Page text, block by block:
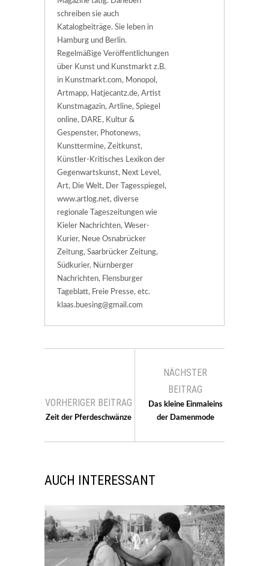
schreiben sie auch
Katalogbeiträge. Sie leben in
Hamburg und Berlin.
Regelmäßige Veröffentlichungen
über Kunst und Kunstmarkt z.B.
in Kunstmarkt.com, Monopol,
Artmapp, Hatjecantz.de, Artist
Kunstmagazin, Artline, Spiegel
online, DARE, Kultur &
Gespenster, Photonews,
Kunsttermine, Zeitkunst,
Künstler-Kritisches Lexikon der
Gegenwartskunst, Next Level,
Art, Die Welt, Der Tagesspiegel,
www.artlog.net, diverse
regionale Tageszeitungen wie
Kieler Nachrichten, Weser-
Kurier, Neue Osnabrücker
Zeitung, Saarbrücker Zeitung,
Südkurier, Nürnberger
Nachrichten, Flensburger
Tageblatt, Freie Presse, etc.
klaas.buesing@gmail.com
VORHERIGER BEITRAG
Zeit der Pferdeschwänze
NÄCHSTER
BEITRAG
Das kleine Einmaleins
der Damenmode
AUCH INTERESSANT